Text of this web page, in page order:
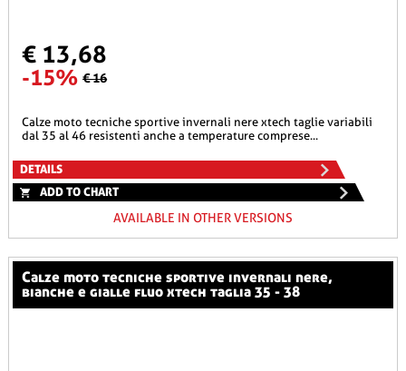
€ 13,68
-15% € 16
calze moto tecniche sportive invernali nere xtech taglie variabili
dal 35 al 46 resistenti anche a temperature comprese...
DETAILS
ADD TO CHART
AVAILABLE IN OTHER VERSIONS
calze moto tecniche sportive invernali nere,
bianche e gialle fluo xtech taglia 35 - 38